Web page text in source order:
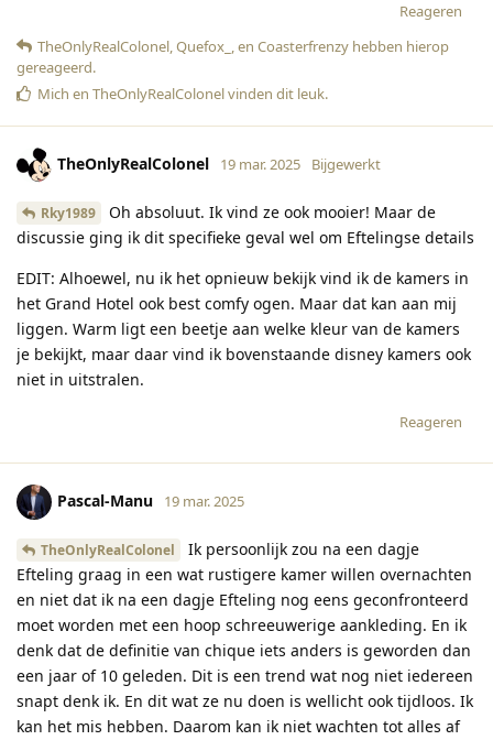
Reageren
TheOnlyRealColonel,Quefox_ , en Coasterfrenzy hebben hierop
gereageerd.
Mich en TheOnlyRealColonelvinden dit leuk.
TheOnlyRealColonel 19 mar. 2025 Bijgewerkt
Rky1989
Oh absoluut. Ik vind ze ook mooier! Maar de
discussie ging ik dit specifieke geval wel om Eftelingse details
EDIT: Alhoewel, nu ik het opnieuw bekijk vind ik de kamers in
het Grand Hotel ook best comfy ogen. Maar dat kan aan mij
liggen. Warm ligt een beetje aan welke kleur van de kamers
je bekijkt, maar daar vind ik bovenstaande disney kamers ook
niet in uitstralen.
Reageren
Pascal-Manu 19 mar. 2025
TheOnlyRealColonel
Ik persoonlijk zou na een dagje
Efteling graag in een wat rustigere kamer willen overnachten
en niet dat ik na een dagje Efteling nog eens geconfronteerd
moet worden met een hoop schreeuwerige aankleding. En ik
denk dat de definitie van chique iets anders is geworden dan
een jaar of 10 geleden. Dit is een trend wat nog niet iedereen
snapt denk ik. En dit wat ze nu doen is wellicht ook tijdloos. Ik
kan het mis hebben. Daarom kan ik niet wachten tot alles af